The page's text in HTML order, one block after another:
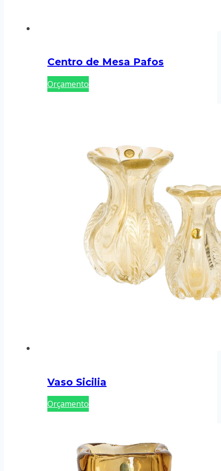
Centro de Mesa Pafos
Orçamento
Vaso Sicilia
Orçamento